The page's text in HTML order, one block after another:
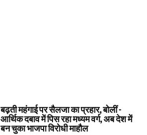
बढ़ती महंगाई पर सैलजा का प्रहार, बोलीं -
आर्थिक दबाव में पिस रहा मध्यम वर्ग, अब देश में
बन चुका भाजपा विरोधी माहौल